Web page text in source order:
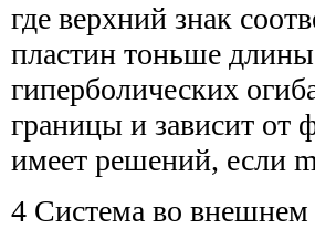
где верхний знак
пластин тоньше
гиперболических
границы и зависит от
имеет решений, если
4 Система во внешнем